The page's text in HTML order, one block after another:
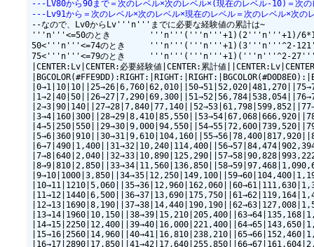
---LV80から90まで＝次のレベル×次のレベル×(現在のレベル-10)＝次
---Lv91から＝次のレベル×次のレベル×現在のレベル＝次のレベル×次